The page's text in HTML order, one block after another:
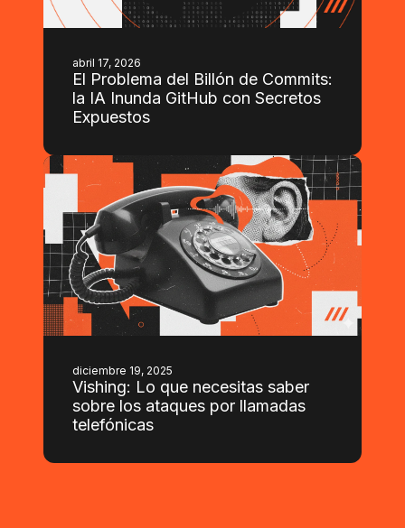
abril 17, 2026
El Problema del Billón de Commits:
la IA Inunda GitHub con Secretos
Expuestos
diciembre 19, 2025
Vishing: Lo que necesitas saber
sobre los ataques por llamadas
telefónicas